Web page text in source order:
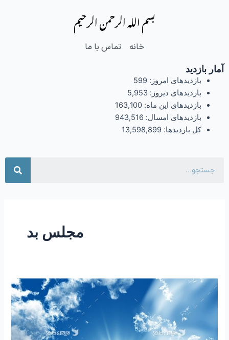
بسم الله الرحمن الرحیم
خانه تماس با ما
آمار بازدید
بازدیدهای امروز: 599
بازدیدهای دیروز: 5,953
بازدیدهای این ماه: 163,100
بازدیدهای امسال: 943,516
کل بازدیدها: 13,598,899
مجلس بد
۲۵۸
ساعتی
۱۰۴